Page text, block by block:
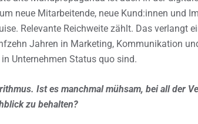
neue Mitarbeitende, neue Kund:innen und
Relevante Reichweite zählt. Das verlangt
Jahren in Marketing, Kommunikation
Unternehmen Status quo sind.
Ist es manchmal mühsam, bei all der
zu behalten?